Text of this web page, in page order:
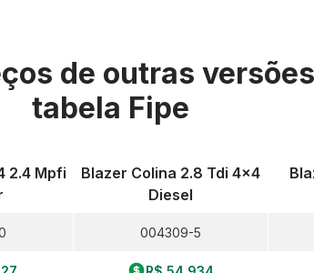
de outras
tabela Fipe
2.4 Mpfi
Blazer Colina 2.8 Tdi 4x4
Diesel
004309-5